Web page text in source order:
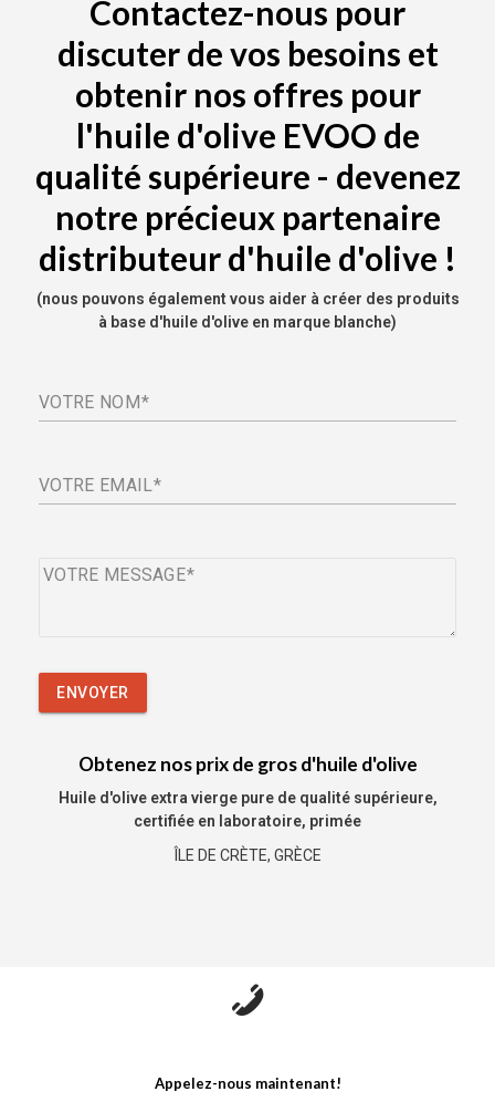
Contactez-nous pour
discuter de vos besoins et
obtenir nos offres pour
l'huile d'olive EVOO de
qualité supérieure - devenez
notre précieux partenaire
distributeur d'huile d'olive !
(nous pouvons également vous aider à créer des produits
à base d'huile d'olive en marque blanche)
VOTRE NOM
VOTRE EMAIL
VOTRE MESSAGE
ENVOYER
Obtenez nos prix de gros d'huile d'olive
Huile d'olive extra vierge pure de qualité supérieure,
certifiée en laboratoire, primée
ÎLE DE CRÈTE, GRÈCE
Appelez-nous maintenant!